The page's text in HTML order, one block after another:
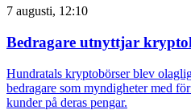
7 augusti, 12:10
Bedragare utnyttjar
Hundratals kryptobörser blev
bedragare som myndigheter med
kunder på deras pengar.